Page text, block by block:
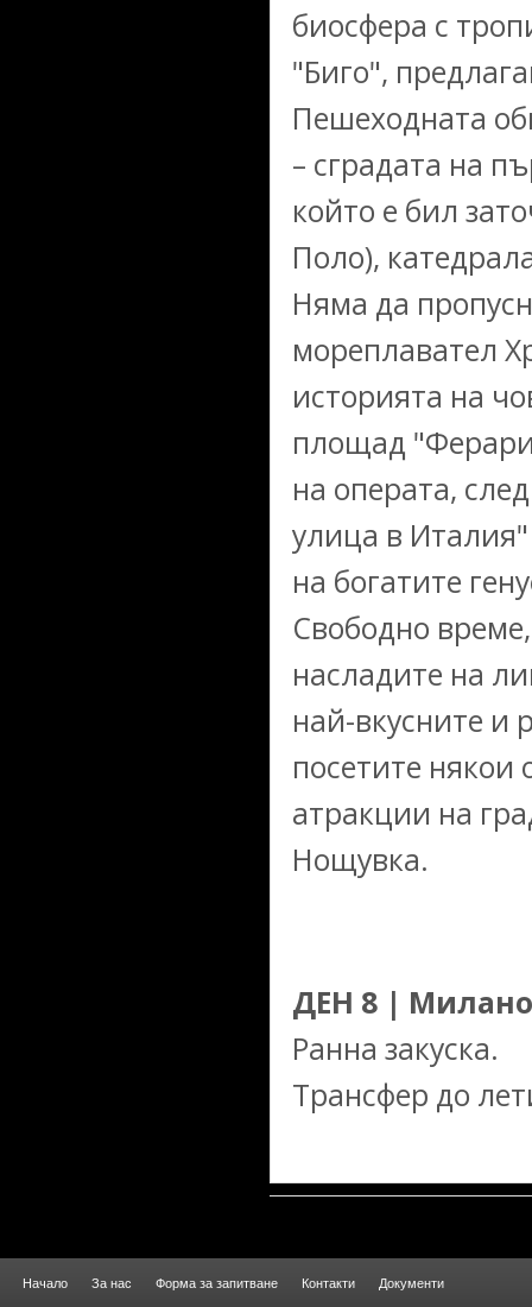
биосфера с
"Биго",
Пешеходната
– сградата на
който е бил
Поло),
Няма да
мореплавател
историята на
площад
на операта,
улица в
на богатите
Свободно
насладите на
най-вкусните и
посетите някои
атракции на
Нощувка.
ДЕН 8 |
Ранна закуска.
Трансфер до
Начало За нас Форма за запитване Контакти Документи